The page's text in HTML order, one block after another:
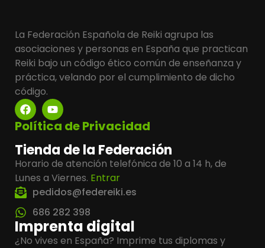
La Federación Española de Reiki agrupa las
asociaciones y personas en España que practican
Reiki bajo un código ético común de enseñanza y
práctica, velando por el cumplimiento de dicho
código.
Política de Privacidad
Tienda de la Federación
Horario de atención telefónica de 10 a 14 h, de
Lunes a Viernes. Entrar
pedidos@federeiki.es
686 282 398
Imprenta digital
¿No vives en España? Imprime tus diplomas y